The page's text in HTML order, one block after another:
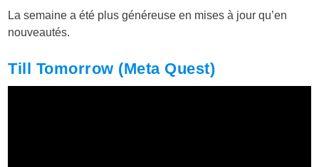
La semaine a été plus généreuse en mises à jour qu’en
nouveautés.
Till Tomorrow (Meta Quest)